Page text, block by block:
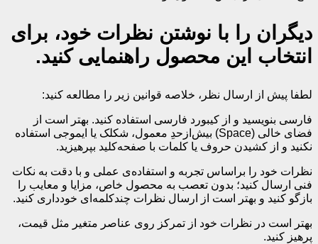
دیگران را با نوشتن نظرات خود، برای
انتخاب این محصول راهنمایی کنید.
لطفا پیش از ارسال نظر، خلاصه قوانین زیر را مطالعه کنید:
فارسی بنویسید و از کیبورد فارسی استفاده کنید. بهتر است از
فضای خالی (Space) بیش‌از‌حدِ معمول، شکلک یا ایموجی استفاده
نکنید و از کشیدن حروف یا کلمات با صفحه‌کلید بپرهیزید.
نظرات خود را براساس تجربه و استفاده‌ی عملی و با دقت به نکات
فنی ارسال کنید؛ بدون تعصب به محصول خاص، مزایا و معایب را
بازگو کنید و بهتر است از ارسال نظرات چندکلمه‌‌ای خودداری کنید.
بهتر است در نظرات خود از تمرکز روی عناصر متغیر مثل قیمت،
پرهیز کنید.